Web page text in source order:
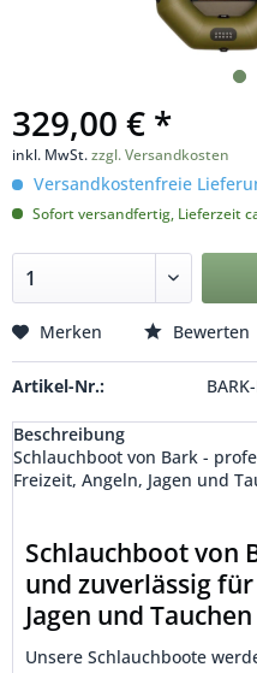
329,00 € *
inkl. MwSt.zzgl. Versandkosten
Versandkostenfreie
Sofort versandfertig, Lieferzeit
Merken Bewerten
Artikel-Nr.:
Beschreibung
Schlauchboot von Bark -
Freizeit, Angeln, Jagen und
Schlauchboot von
und zuverlässig
Jagen und Tauchen
Unsere Schlauchboote